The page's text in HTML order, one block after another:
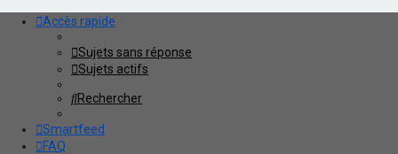
Accès rapide
Sujets sans réponse
Sujets actifs
Rechercher
Smartfeed
FAQ